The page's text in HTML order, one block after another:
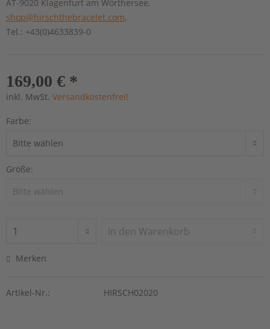
AT-9020 Klagenfurt am Wörthersee,
shop@hirschthebracelet.com,
Tel.: +43(0)4633839-0
169,00 € *
inkl. MwSt. Versandkostenfrei!
Farbe:
Größe:
In den Warenkorb
Merken
Artikel-Nr.: HIRSCH02020